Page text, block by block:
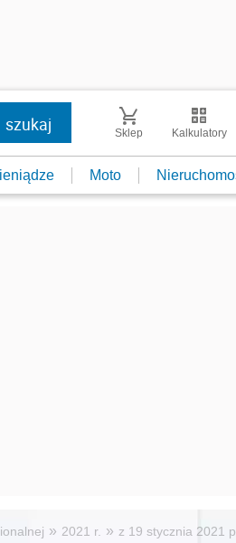
Sklep Kalkulatory
Moto
» 2021 r. » z 19 stycznia 2021